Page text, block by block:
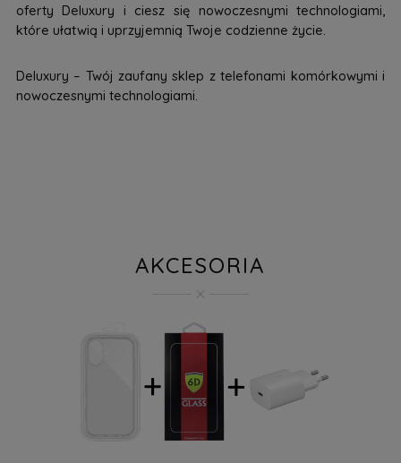
oferty Deluxury i ciesz się nowoczesnymi technologiami,
które ułatwią i uprzyjemnią Twoje codzienne życie.
Deluxury – Twój zaufany sklep z telefonami komórkowymi i
nowoczesnymi technologiami.
AKCESORIA